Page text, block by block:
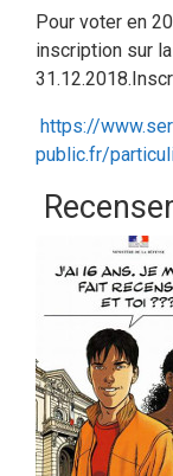
Pour voter en
inscription sur
https://
public.fr/